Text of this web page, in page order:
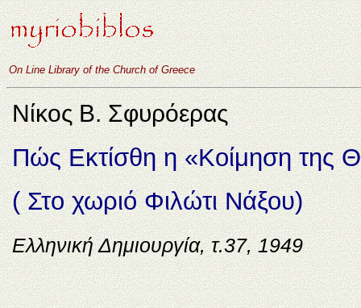
On Line Library of the Church of Greece
Νίκος Β. Σφυρόερας
Πώς Εκτίσθη η «Κοίμηση της
( Στο χωριό Φιλώτι Νάξου)
Ελληνική Δημιουργία, τ.37, 1949